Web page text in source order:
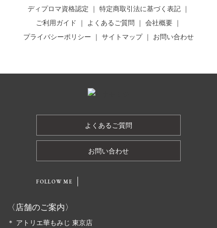
ディプロマ資格認定
特定商取引法に基づく表記
ご利用ガイド
よくあるご質問
会社概要
プライバシーポリシー
サイトマップ お問い合わせ
よくあるご質問
お問い合わせ
FOLLOW ME
〈店舗のご案内〉
＊ アトリエ華もみじ 東京店